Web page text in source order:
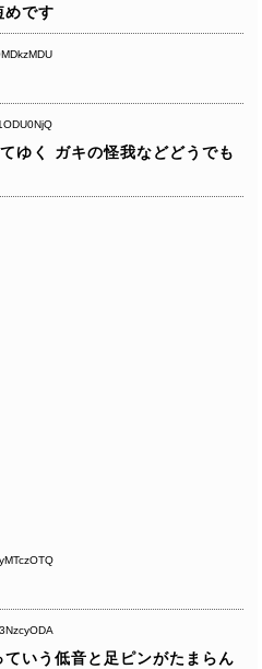
めです
ゆく
ガキの怪我などどうでも
ていう低音と足ピンがたまらん